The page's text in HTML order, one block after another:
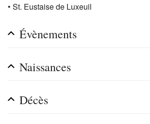
• St. Eustaise de Luxeuil
Évènements
Naissances
Décès